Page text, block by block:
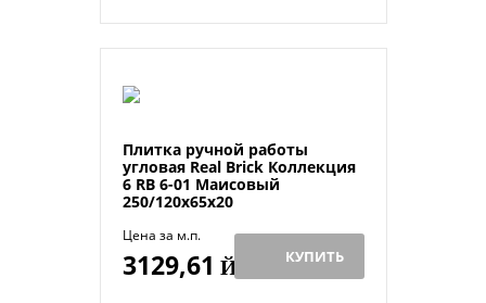
Плитка ручной работы
угловая Real Brick Коллекция
6 RB 6-01 Маисовый
250/120х65х20
Цена за м.п.
3129,61 Й КУПИТЬ